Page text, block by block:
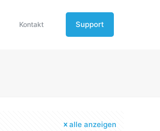
Kontakt Support
alle anzeigen